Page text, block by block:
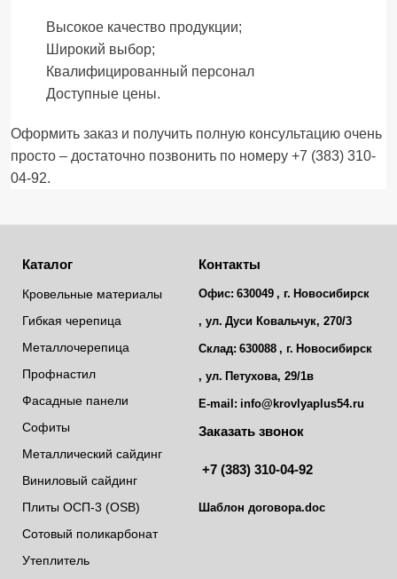
Высокое качество продукции;
Широкий выбор;
Квалифицированный персонал
Доступные цены.
Оформить заказ и получить полную консультацию очень
просто – достаточно позвонить по номеру +7 (383) 310-
04-92.
Каталог
Кровельные материалы
Гибкая черепица
Металлочерепица
Профнастил
Фасадные панели
Софиты
Металлический сайдинг
Виниловый сайдинг
Плиты ОСП-3 (OSB)
Сотовый поликарбонат
Утеплитель
Контакты
Офис: 630049 , г. Новосибирск
, ул. Дуси Ковальчук, 270/3
Склад: 630088 , г. Новосибирск
, ул. Петухова, 29/1в
E-mail: info@krovlyaplus54.ru
Заказать звонок
+7 (383) 310-04-92
Шаблон договора.doc